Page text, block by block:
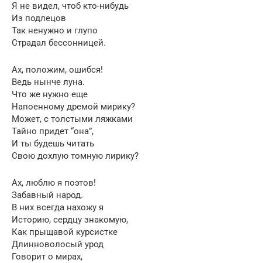
Я не видел, чтоб кто-нибудь
Из подлецов
Так ненужно и глупо
Страдал бессонницей.
Ах, положим, ошибся!
Ведь нынче луна.
Что же нужно еще
Напоенному дремой мирику?
Может, с толстыми ляжками
Тайно придет “она”,
И ты будешь читать
Свою дохлую томную лирику?
Ах, люблю я поэтов!
Забавный народ.
В них всегда нахожу я
Историю, сердцу знакомую,
Как прыщавой курсистке
Длинноволосый урод
Говорит о мирах,